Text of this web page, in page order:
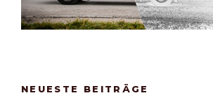
NEUESTE BEITRÄGE